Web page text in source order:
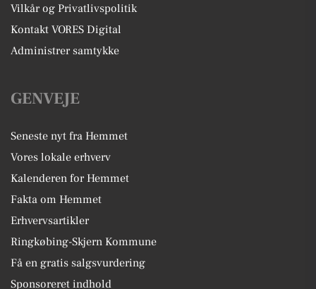
Vilkår og Privatlivspolitik
Kontakt VORES Digital
Administrer samtykke
GENVEJE
Seneste nyt fra Hemmet
Vores lokale erhverv
Kalenderen for Hemmet
Fakta om Hemmet
Erhvervsartikler
Ringkøbing-Skjern Kommune
Få en gratis salgsvurdering
Sponsoreret indhold